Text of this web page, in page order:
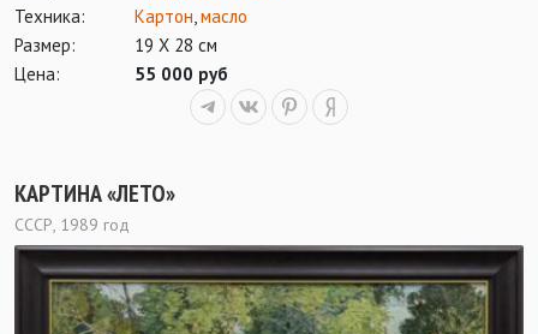
Техника:
Картон масло
Размер:
19 Х 28 см
Цена:
55 000 руб
КАРТИНА «ЛЕТО»
СССР, 1989 год